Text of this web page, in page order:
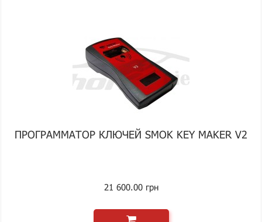
ПРОГРАММАТОР КЛЮЧЕЙ SMOK KEY MAKER V2
21 600.00 грн